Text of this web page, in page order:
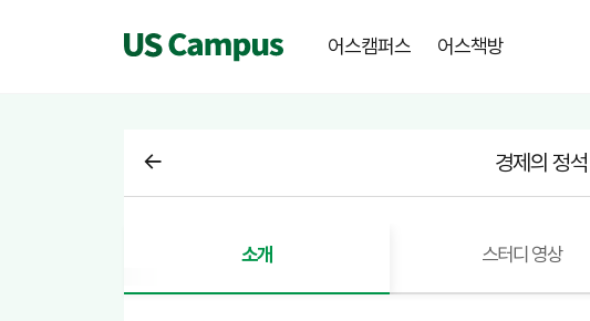
어스캠퍼스 어스책방
경제의 정석
소개 스터디 영상